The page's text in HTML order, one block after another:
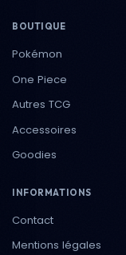
BOUTIQUE
Pokémon
One Piece
Autres TCG
Accessoires
Goodies
INFORMATIONS
Contact
Mentions légales